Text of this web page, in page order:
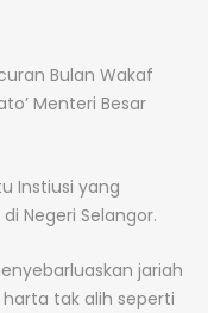
Bulan Wakaf
Menteri Besar
Instiusi yang
Negeri Selangor.
jariah
tak alih seperti